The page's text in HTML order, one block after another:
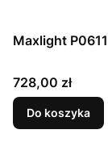
Maxlight
Cena
728,00 zł
Do koszyka